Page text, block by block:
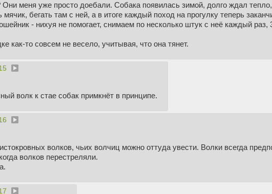
меня уже просто доебали. Собака появилась зимой, долго ждал
бегать там с ней, а в итоге каждый поход на прогулку теперь
- нихуя не помогает, снимаем по несколько штук с неё каждый
как-то совсем не весело, учитывая, что она тянет.
волк к стае собак примкнёт в принципе.
волков, чьих волчиц можно оттуда увести. Волки всегда
волков перестреляли.